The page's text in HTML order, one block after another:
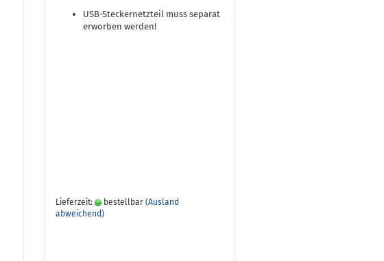
USB-Steckernetzteil muss separat
erworben werden!
Lieferzeit: bestellbar (Ausland
abweichend)